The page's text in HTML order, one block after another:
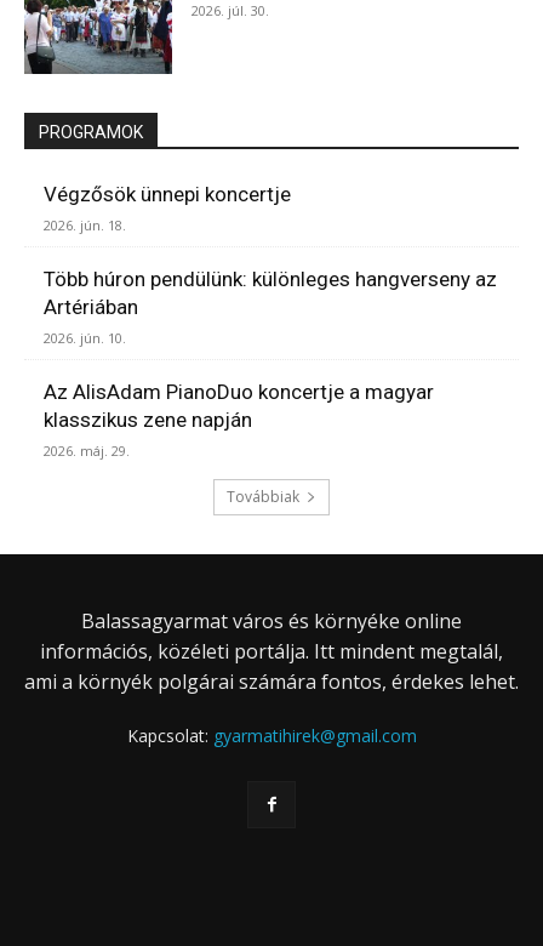
2026. júl. 30.
PROGRAMOK
Végzősök ünnepi koncertje
2026. jún. 18.
Több húron pendülünk: különleges hangverseny az
Artériában
2026. jún. 10.
Az AlisAdam PianoDuo koncertje a magyar
klasszikus zene napján
2026. máj. 29.
Továbbiak
Balassagyarmat város és környéke online
információs, közéleti portálja. Itt mindent megtalál,
ami a környék polgárai számára fontos, érdekes lehet.
Kapcsolat: gyarmatihirek@gmail.com